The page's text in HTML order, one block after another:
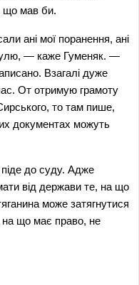
що мав би.
ані мої поранення, ані
— каже Гуменяк. —
Взагалі дуже
От отримую грамоту
то там пише,
документах можуть
піде до суду. Адже
від держави те, на що
може затягнутися
на що має право, не